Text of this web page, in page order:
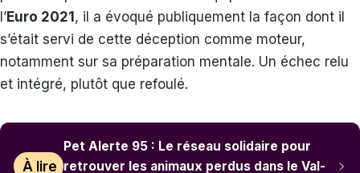
l’Euro 2021 , il a évoqué publiquement la façon dont il
s’était servi de cette déception comme moteur,
notamment sur sa préparation mentale. Un échec relu
et intégré, plutôt que refoulé.
À lire
Pet Alerte 95 : Le réseau solidaire pour
retrouver les animaux perdus dans le Val-